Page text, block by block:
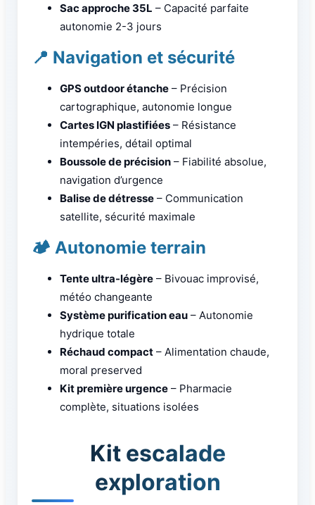
Sac approche 35L – Capacité parfaite
autonomie 2-3 jours
📍 Navigation et sécurité
GPS outdoor étanche – Précision
cartographique, autonomie longue
Cartes IGN plastifiées – Résistance
intempéries, détail optimal
Boussole de précision – Fiabilité absolue,
navigation d’urgence
Balise de détresse – Communication
satellite, sécurité maximale
🏕️ Autonomie terrain
Tente ultra-légère – Bivouac improvisé,
météo changeante
Système purification eau – Autonomie
hydrique totale
Réchaud compact – Alimentation chaude,
moral preserved
Kit première urgence – Pharmacie
complète, situations isolées
Kit escalade
exploration